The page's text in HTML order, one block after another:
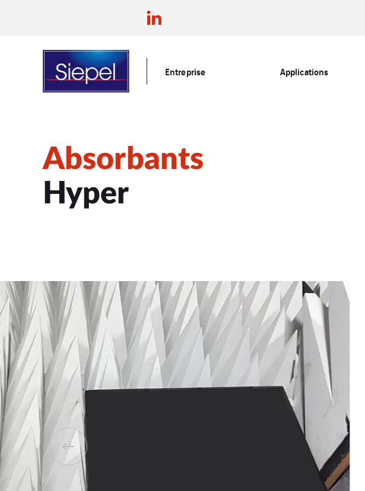
Entreprise Applications
Absorbants
Hyper